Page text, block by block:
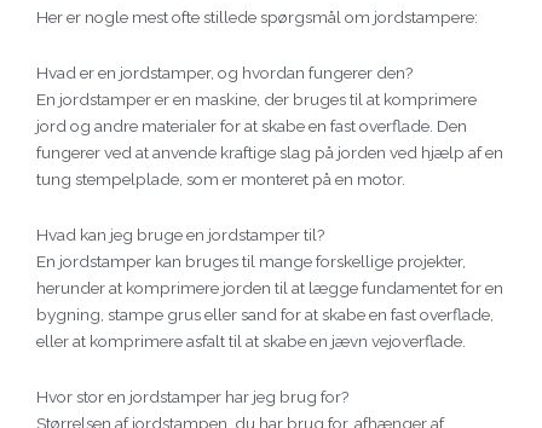
Her er nogle mest ofte stillede spørgsmål om jordstampere:
Hvad er en jordstamper, og hvordan fungerer den?
En jordstamper er en maskine, der bruges til at komprimere
jord og andre materialer for at skabe en fast overflade. Den
fungerer ved at anvende kraftige slag på jorden ved hjælp af en
tung stempelplade, som er monteret på en motor.
Hvad kan jeg bruge en jordstamper til?
En jordstamper kan bruges til mange forskellige projekter,
herunder at komprimere jorden til at lægge fundamentet for en
bygning, stampe grus eller sand for at skabe en fast overflade,
eller at komprimere asfalt til at skabe en jævn vejoverflade.
Hvor stor en jordstamper har jeg brug for?
Størrelsen af jordstampen, du har brug for, afhænger af